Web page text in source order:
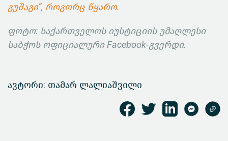
გუშაგი“, როგორც წყარო.
ფოტო: საქართველოს იუსტიციის უმაღლესი
საბჭოს ოფიციალური Facebook-გვერდი.
ავტორი: თამარ ლალიაშვილი